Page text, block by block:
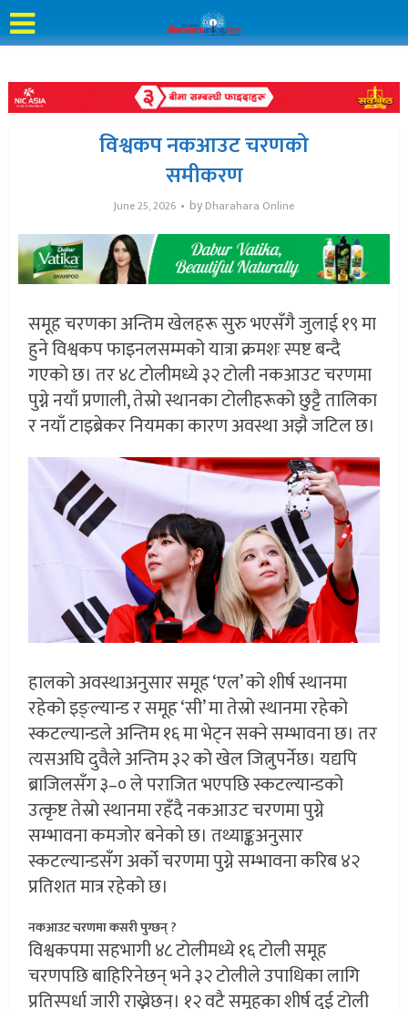
विश्वकप नकआउट चरणको
समीकरण
June 25, 2026 by Dharahara Online
समूह चरणका अन्तिम खेलहरू सुरु भएसँगै जुलाई १९ मा
हुने विश्वकप फाइनलसम्मको यात्रा क्रमशः स्पष्ट बन्दै
गएको छ। तर ४८ टोलीमध्ये ३२ टोली नकआउट चरणमा
पुग्ने नयाँ प्रणाली, तेस्रो स्थानका टोलीहरूको छुट्टै तालिका
र नयाँ टाइब्रेकर नियमका कारण अवस्था अझै जटिल छ।
हालको अवस्थाअनुसार समूह ‘एल’ को शीर्ष स्थानमा
रहेको इङ्ल्यान्ड र समूह ‘सी’ मा तेस्रो स्थानमा रहेको
स्कटल्यान्डले अन्तिम १६ मा भेट्न सक्ने सम्भावना छ। तर
त्यसअघि दुवैले अन्तिम ३२ को खेल जित्नुपर्नेछ। यद्यपि
ब्राजिलसँग ३–० ले पराजित भएपछि स्कटल्यान्डको
उत्कृष्ट तेस्रो स्थानमा रहँदै नकआउट चरणमा पुग्ने
सम्भावना कमजोर बनेको छ। तथ्याङ्कअनुसार
स्कटल्यान्डसँग अर्को चरणमा पुग्ने सम्भावना करिब ४२
प्रतिशत मात्र रहेको छ।
नकआउट चरणमा कसरी पुग्छन् ?
विश्वकपमा सहभागी ४८ टोलीमध्ये १६ टोली समूह
चरणपछि बाहिरिनेछन् भने ३२ टोलीले उपाधिका लागि
प्रतिस्पर्धा जारी राख्नेछन्। १२ वटै समूहका शीर्ष दुई टोली